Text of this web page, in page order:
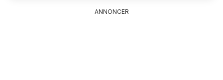
ANNONCER